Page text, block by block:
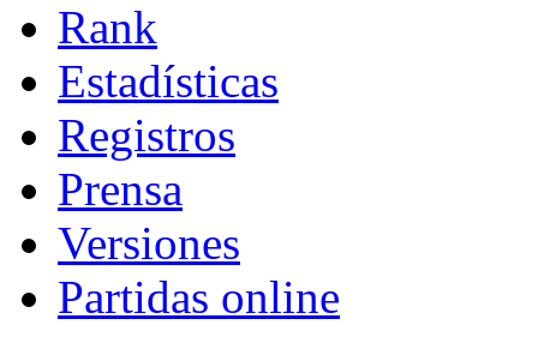
Rank
Estadísticas
Registros
Prensa
Versiones
Partidas online